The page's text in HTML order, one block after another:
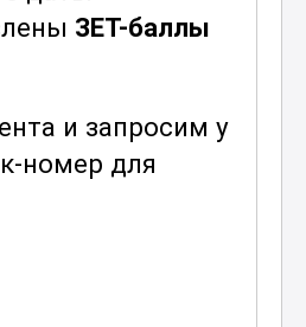
ЗЕТ-баллы
и запросим у
номер для